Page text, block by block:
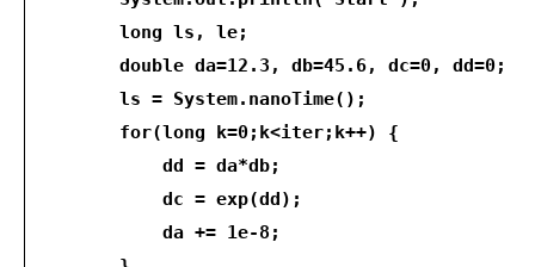
long ls, le;
double da=12.3, db=45.6, dc=0, dd=0;
ls = System.nanoTime();
for(long k=0;k<iter;k++) {
dd = da*db;
dc = exp(dd);
da += 1e-8;